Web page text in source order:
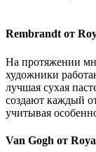
Rembrandt от
На протяжении
художники
лучшая сухая
создают каждый
учитывая
Van Gogh от